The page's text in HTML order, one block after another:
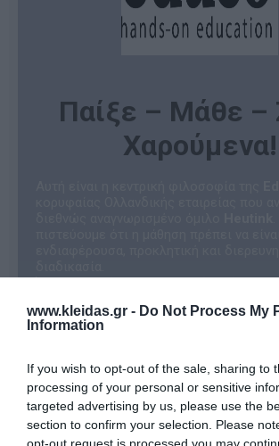
www.kleidas.gr - Do Not Process My
Information
If you wish to opt-out of the sale, sharing to
processing of your personal or sensitive
targeted advertising by us, please use the
section to confirm your selection. Please
opt-out request is processed you may
Παίξε – Μάθε –
Χαρούμενα!
να ενθαρρύνουν τα παιδιά να παίξουν
αυτόν τον φυσικό τρόπο, αναπτύσσουν
δεξιότητες και κατακτούν τη γνώση,
περιπέτεια!
Γιατί να επιλέξετε τα
παιχνίδια Educo;
Η Educo ξεχωρίζει γιατί παρέχει
σαφείς
κατευθυντήριες γραμμές